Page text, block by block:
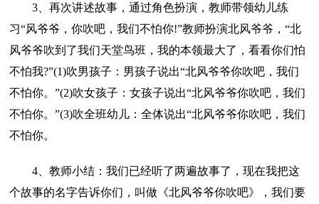
3、再次讲述故事，通过角色扮演，教师带领幼儿练
习“风爷爷，你吹吧，我们不怕你!”教师扮演北风爷爷，“北
风爷爷吹到了我们天堂鸟班，我的本领最大了，看看你们怕
不怕我?”(1)吹男孩子：男孩子说出“北风爷爷你吹吧，我们
不怕你。”(2)吹女孩子：女孩子说出“北风爷爷你吹吧，我们
不怕你。”(3)吹全班幼儿：全体说出“北风爷爷你吹吧，我们
不怕你。
4、教师小结：我们已经听了两遍故事了，现在我把这
个故事的名字告诉你们，叫做《北风爷爷你吹吧》，我们要